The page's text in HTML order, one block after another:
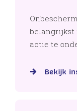
belangrijkst
actie te
Bekijk